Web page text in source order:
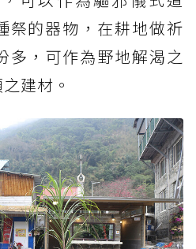
祭的器物，在耕地做祈
多，可作為野地解渴之
建材。